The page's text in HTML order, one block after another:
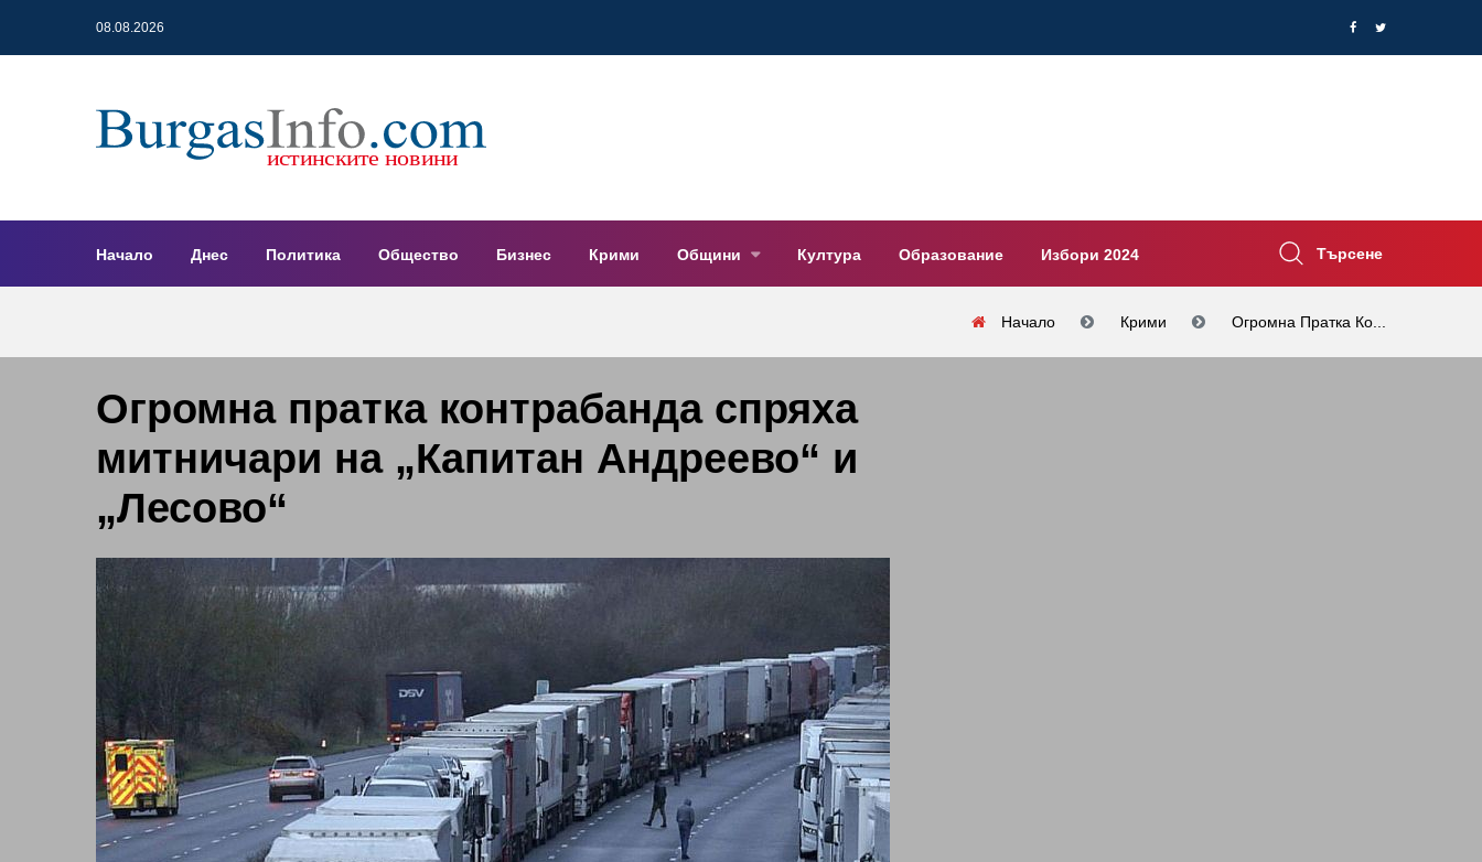
08.08.2026
Начало Днес Политика Общество Бизнес Крими Общини Култура Образование Избори 2024 Търсене
Начало Крими Огромна Пратка Ко...
Огромна пратка контрабанда спряха
митничари на „Капитан Андреево“ и
„Лесово“